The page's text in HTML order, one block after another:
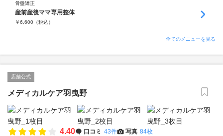
骨盤矯正
産前産後ママ専用整体
￥6,600 （税込）
全てのメニューを見る
店舗公式
メディカルケア羽曳野
4.40 口コミ 43件 写真 84枚